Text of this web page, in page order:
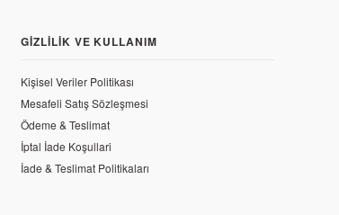
GIZLILIK VE KULLANIM
Kişisel Veriler Politikası
Mesafeli Satış Sözleşmesi
Ödeme & Teslimat
İptal İade Koşullari
İade & Teslimat Politikaları